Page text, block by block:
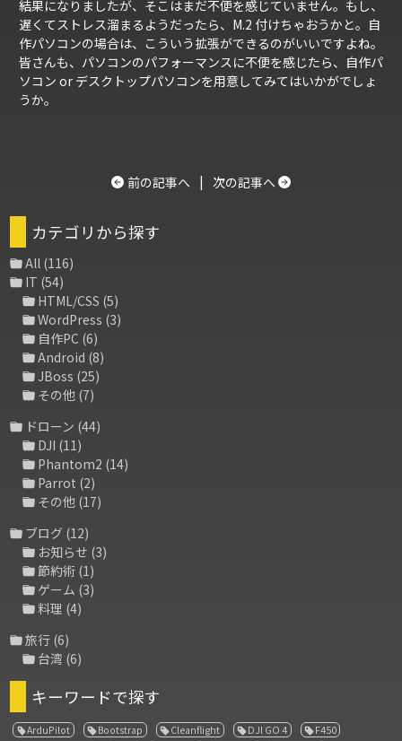
結果になりましたが、そこはまだ不便を感じていません。もし、
遅くてストレス溜まるようだったら、M.2 付けちゃおうかと。自
作パソコンの場合は、こういう拡張ができるのがいいですよね。
皆さんも、パソコンのパフォーマンスに不便を感じたら、自作パ
ソコン or デスクトップパソコンを用意してみてはいかがでしょ
うか。
前の記事へ | 次の記事へ
カテゴリから探す
All (116)
IT (54)
HTML/CSS (5)
WordPress (3)
自作PC (6)
Android (8)
JBoss (25)
その他 (7)
ドローン (44)
DJI (11)
Phantom2 (14)
Parrot (2)
その他 (17)
ブログ (12)
お知らせ (3)
節約術 (1)
ゲーム (3)
料理 (4)
旅行 (6)
台湾 (6)
キーワードで探す
ArduPilot Bootstrap Cleanflight DJI GO 4
F450